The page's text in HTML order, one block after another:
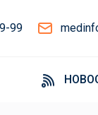
99